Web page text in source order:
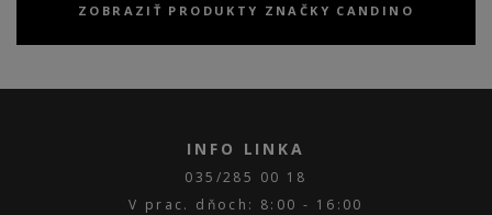
ZOBRAZIŤ PRODUKTY ZNAČKY CANDINO
INFO LINKA
035/285 00 18
V prac. dňoch: 8:00 - 16:00